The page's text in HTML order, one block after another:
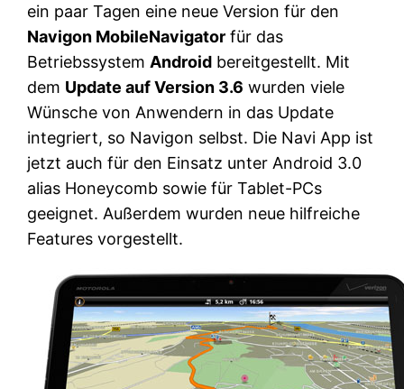
ein paar Tagen eine neue Version für den
Navigon MobileNavigator für das
Betriebssystem Android bereitgestellt. Mit
dem Update auf Version 3.6 wurden viele
Wünsche von Anwendern in das Update
integriert, so Navigon selbst. Die Navi App ist
jetzt auch für den Einsatz unter Android 3.0
alias Honeycomb sowie für Tablet-PCs
geeignet. Außerdem wurden neue hilfreiche
Features vorgestellt.